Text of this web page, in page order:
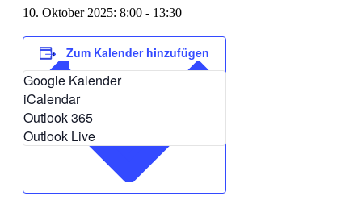
10. Oktober 2025: 8:00 - 13:30
Zum Kalender hinzufügen
Google Kalender
iCalendar
Outlook 365
Outlook Live